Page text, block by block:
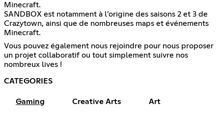
Minecraft.
SANDBOX est notamment à l’origine des saisons 2 et 3 de
Crazytown, ainsi que de nombreuses maps et événements
Minecraft.
Vous pouvez également nous rejoindre pour nous proposer
un projet collaboratif ou tout simplement suivre nos
nombreux lives !
CATEGORIES
Gaming Creative Arts Art